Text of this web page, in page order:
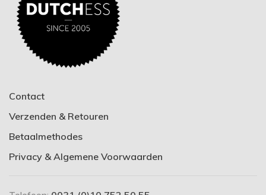
Contact
Verzenden & Retouren
Betaalmethodes
Privacy & Algemene Voorwaarden